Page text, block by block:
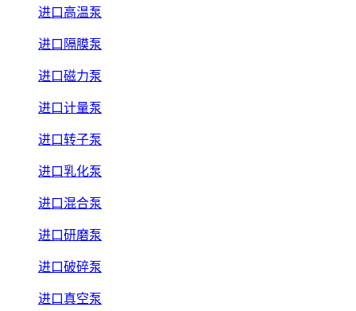
进口高温泵
进口隔膜泵
进口磁力泵
进口计量泵
进口转子泵
进口乳化泵
进口混合泵
进口研磨泵
进口破碎泵
进口真空泵